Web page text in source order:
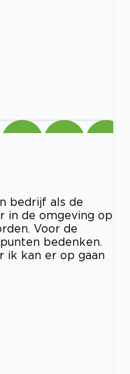
bedrijf als de
in de omgeving op
Voor de
bedenken.
ik kan er op gaan